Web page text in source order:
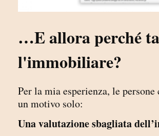
…E allora perché
l'immobiliare?
Per la mia esperienza, le
un motivo solo:
Una valutazione sbagliata